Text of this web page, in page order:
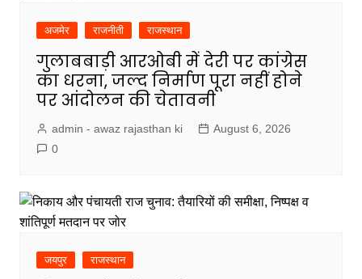
अजमेर राजनीती राजस्थान
गुलाबबाड़ी आरओबी में देरी पर कांग्रेस
का धरना, जल्द निर्माण पूरा नहीं होने
पर आंदोलन की चेतावनी
admin - awaz rajasthan ki
August 6, 2026
0
जयपुर राजस्थान